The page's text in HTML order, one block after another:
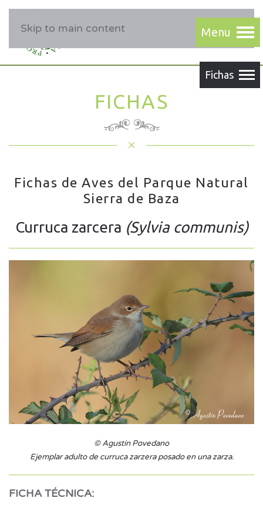
Skip to main content
FICHAS
Fichas de Aves del Parque Natural
Sierra de Baza
Curruca zarcera (Sylvia communis)
© Agustín Povedano
Ejemplar adulto de curruca zarzera posado en una zarza.
FICHA TÉCNICA: